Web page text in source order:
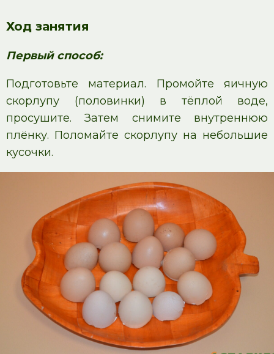
Ход занятия
Первый способ:
Подготовьте материал. Промойте яичную
скорлупу (половинки) в тёплой воде,
просушите. Затем снимите внутреннюю
плёнку. Поломайте скорлупу на небольшие
кусочки.